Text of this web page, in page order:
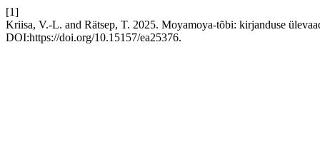
[1]
Kriisa, V.-L. and Rätsep, T. 2025. Moyamoya-tõbi: kirjanduse
DOI:https://doi.org/10.15157/ea25376.